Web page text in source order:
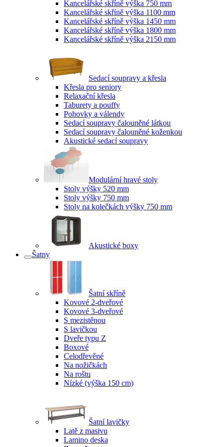
Kancelářské skříně výška 750 mm
Kancelářské skříně výška 1100 mm
Kancelářské skříně výška 1450 mm
Kancelářské skříně výška 1800 mm
Kancelářské skříně výška 2150 mm
Sedací soupravy a křesla
Křesla pro seniory
Relaxační křesla
Taburety a pouffy
Pohovky a válendy
Sedací soupravy čalouněné látkou
Sedací soupravy čalouněné koženkou
Akustické sedací soupravy
Modulární hravé stoly
Stoly výšky 520 mm
Stoly výšky 750 mm
Stoly na kolečkách výšky 750 mm
Akustické boxy
Šatny
Šatní skříně
Kovové 2-dveřové
Kovové 3-dveřové
S mezistěnou
S lavičkou
Dveře typu Z
Boxové
Celodřevěné
Na nožičkách
Na roštu
Nízké (výška 150 cm)
Šatní lavičky
Latě z masivu
Lamino deska